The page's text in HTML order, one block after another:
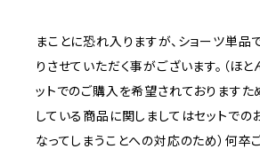
まことに恐れ入りますが、ショーツ単品
りさせていただく事がございます。（ほ
ットでのご購入を希望されておりますた
している商品に関しましてはセットでの
なってしまうことへの対応のため）何卒